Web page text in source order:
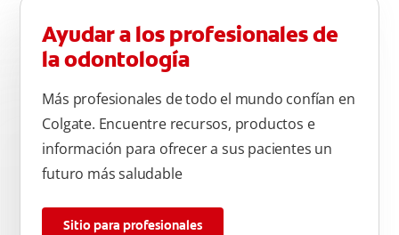
Ayudar a los profesionales de
la odontología
Más profesionales de todo el mundo confían en
Colgate. Encuentre recursos, productos e
información para ofrecer a sus pacientes un
futuro más saludable
Sitio para profesionales